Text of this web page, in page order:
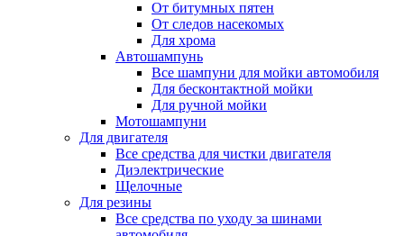
От битумных пятен
От следов насекомых
Для хрома
Автошампунь
Все шампуни для мойки автомобиля
Для бесконтактной мойки
Для ручной мойки
Мотошампуни
Для двигателя
Все средства для чистки двигателя
Диэлектрические
Щелочные
Для резины
Все средства по уходу за шинами